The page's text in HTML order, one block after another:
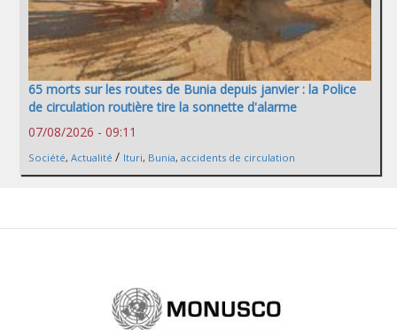
65 morts sur les routes de Bunia depuis janvier : la Police
de circulation routière tire la sonnette d'alarme
07/08/2026 - 09:11
Société, Actualité / Ituri, Bunia, accidents de circulation